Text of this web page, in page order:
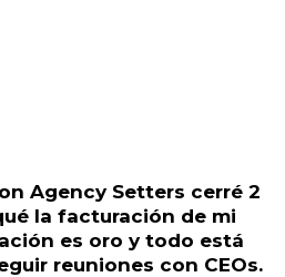
Agency Setters cerré 2
la facturación de mi
es oro y todo está
reuniones con CEOs.